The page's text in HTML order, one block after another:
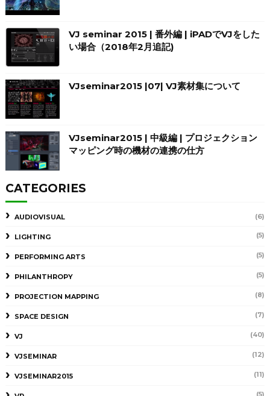
VJ seminar 2015 | 番外編 | iPADでVJをした
い場合（2018年2月追記)
VJseminar2015 |07| VJ素材集について
VJseminar2015 | 中級編 | プロジェクション
マッピング時の機材の連携の仕方
CATEGORIES
AUDIOVISUAL (6)
LIGHTING (5)
PERFORMING ARTS (5)
PHILANTHROPY (5)
PROJECTION MAPPING (8)
SPACE DESIGN (7)
VJ (40)
VJSEMINAR (12)
VJSEMINAR2015 (11)
(5)